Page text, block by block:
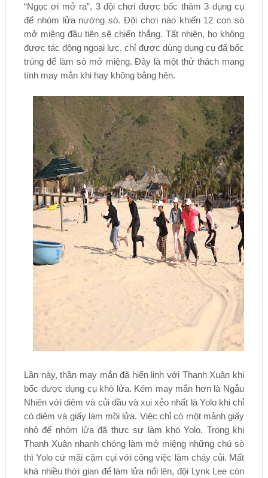
“Ngọc ơi mở ra”, 3 đội chơi được bốc thăm 3 dụng cụ
để nhóm lửa nướng sò. Đội chơi nào khiến 12 con sò
mở miệng đầu tiên sẽ chiến thắng. Tất nhiên, họ không
được tác động ngoại lực, chỉ được dùng dụng cụ đã bốc
trúng để làm sò mở miệng. Đây là một thử thách mang
tính may mắn khi hay không bằng hên.
Lần này, thần may mắn đã hiển linh với Thanh Xuân khi
bốc được dụng cụ khò lửa. Kém may mắn hơn là Ngẫu
Nhiên với diêm và củi dầu và xui xẻo nhất là Yolo khi chỉ
có diêm và giấy làm mồi lửa. Việc chỉ có một mảnh giấy
nhỏ để nhóm lửa đã thực sự làm khó Yolo. Trong khi
Thanh Xuân nhanh chóng làm mở miệng những chú sò
thì Yolo cứ mãi cặm cụi với công việc làm cháy củi. Mất
khá nhiều thời gian để làm lửa nổi lên, đội Lynk Lee còn